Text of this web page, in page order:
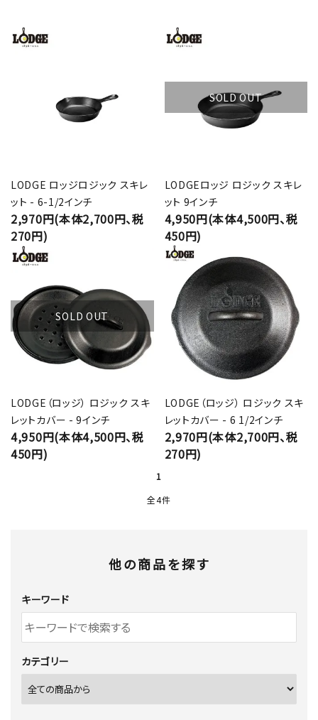
LODGE ロッジロジック スキレ
ット - 6-1/2インチ
2,970円(本体2,700円、税
270円)
SOLD OUT
LODGEロッジ ロジック スキレ
ット 9インチ
4,950円(本体4,500円、税
450円)
SOLD OUT
LODGE（ロッジ） ロジック スキ
レットカバー - 9インチ
4,950円(本体4,500円、税
450円)
LODGE（ロッジ） ロジック スキ
レットカバー - 6 1/2インチ
2,970円(本体2,700円、税
270円)
1
全4件
他の商品を探す
キーワード
カテゴリー